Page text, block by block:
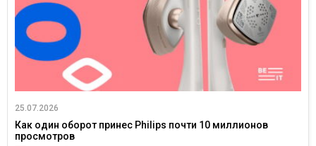
25.07.2026
Как один оборот принес Philips почти 10 миллионов
просмотров